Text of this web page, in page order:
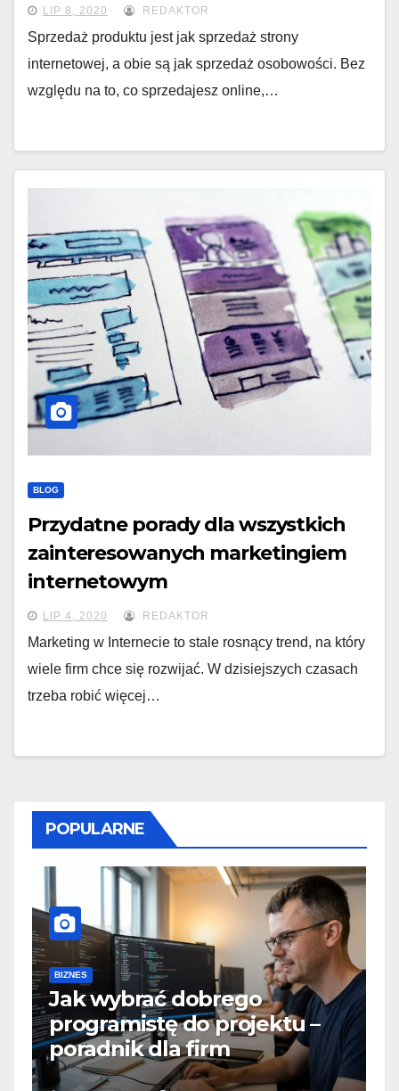
LIP 8, 2020 REDAKTOR
Sprzedaż produktu jest jak sprzedaż strony
internetowej, a obie są jak sprzedaż osobowości. Bez
względu na to, co sprzedajesz online,…
BLOG
Przydatne porady dla wszystkich
zainteresowanych marketingiem
internetowym
LIP 4, 2020 REDAKTOR
Marketing w Internecie to stale rosnący trend, na który
wiele firm chce się rozwijać. W dzisiejszych czasach
trzeba robić więcej…
POPULARNE
BIZNES
Beton towarowy a ekologia –
czy można budować bardziej
przyjaźnie dla środowiska?